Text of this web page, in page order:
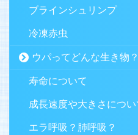
ブラインシュリンプ
冷凍赤虫
ウパってどんな生き物？
寿命について
成長速度や大きさについ
エラ呼吸？肺呼吸？